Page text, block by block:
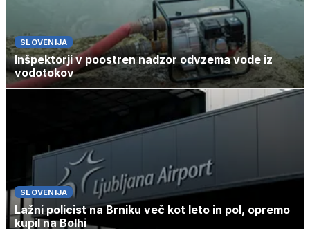
SLOVENIJA
Inšpektorji v poostren nadzor odvzema vode iz
vodotokov
SLOVENIJA
Lažni policist na Brniku več kot leto in pol, opremo
kupil na Bolhi